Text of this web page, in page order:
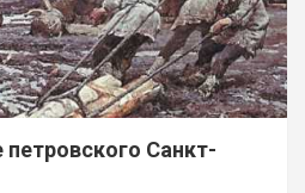
Санкт-